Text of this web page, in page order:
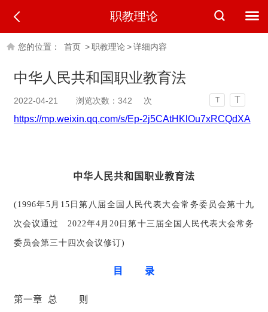
职教理论
您的位置： 首页 >职教理论>详细内容
中华人民共和国职业教育法
2022-04-21 浏览次数： 342 次 T
T
https://mp.weixin.qq.com/s/Ep-2j5CAtHKlOu7xRCQdXA
中华人民共和国职业教育法
(1996年5月15日第八届全国人民代表大会常务委员会第十九
次会议通过 2022年4月20日第十三届全国人民代表大会常务
委员会第三十四次会议修订)
目 录
第一章 总 则